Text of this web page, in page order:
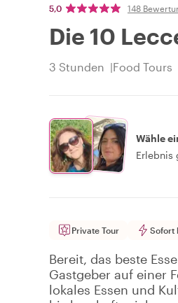
5,0 148
Die 10
3 Stunden Food Tours
Wähle
Erlebnis
Private Tour Sofort
Bereit, das beste
Gastgeber auf einer
lokales Essen und